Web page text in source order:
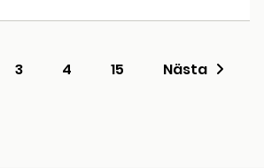
3 4 15 Nästa